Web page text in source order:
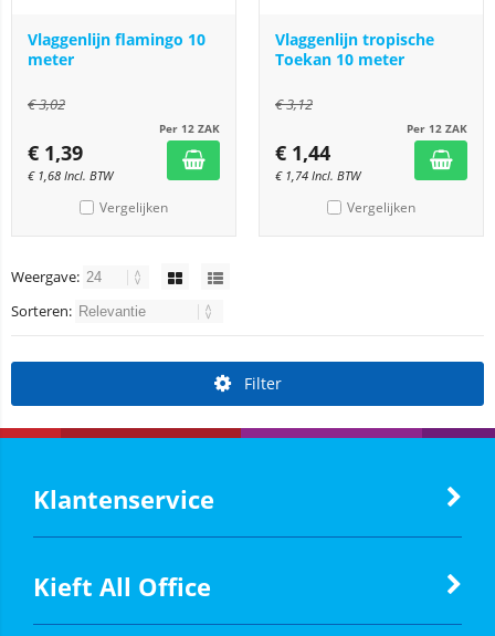
Vlaggenlijn flamingo 10
meter
€3,02
Per 12 ZAK
€ 1,39
€ 1,68 Incl. BTW
Vergelijken
Vlaggenlijn tropische
Toekan 10 meter
€3,12
Per 12 ZAK
€ 1,44
€ 1,74 Incl. BTW
Vergelijken
Weergave:
Sorteren:
Filter
Klantenservice
Kieft All Office